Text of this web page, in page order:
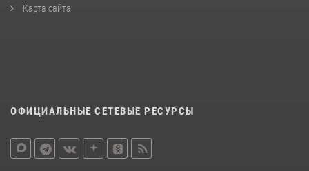
Карта сайта
ОФИЦИАЛЬНЫЕ СЕТЕВЫЕ РЕСУРСЫ